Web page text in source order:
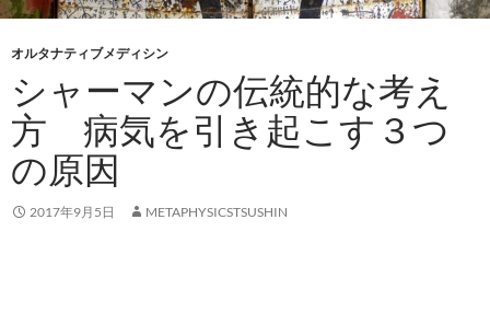
オルタナティブメディシン
シャーマンの伝統的な考え
方 病気を引き起こす３つ
の原因
2017年9月5日 METAPHYSICSTSUSHIN